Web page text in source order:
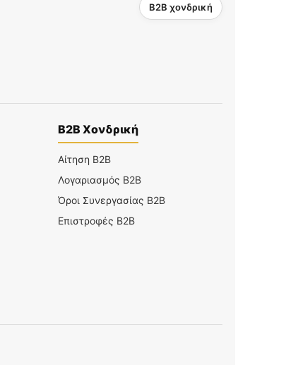
B2B χονδρική
B2B Χονδρική
Αίτηση B2B
Λογαριασμός B2B
Όροι Συνεργασίας B2B
Επιστροφές B2B